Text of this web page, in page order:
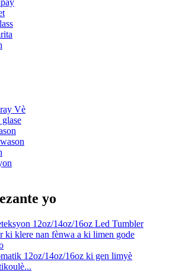
Vè
yo
12oz/14oz/16oz ki gen limyè